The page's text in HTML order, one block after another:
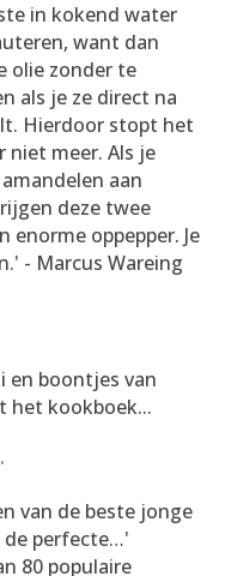
in kokend water
want dan
olie zonder te
als je ze direct na
Hierdoor stopt het
niet meer. Als je
aan
deze twee
enorme oppepper. Je
- Marcus Wareing
en boontjes van
het kookboek...
van de beste jonge
de perfecte…'
80 populaire